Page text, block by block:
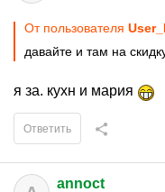
От пользователя
давайте и там на
я за. кухн и мария
Ответить
annoct